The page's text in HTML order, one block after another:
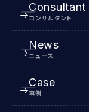
Consultant
コンサルタント
News
ニュース
Case
事例